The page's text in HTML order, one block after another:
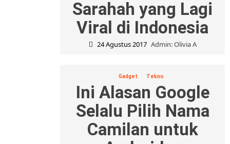
Sarahah yang Lagi
Viral di Indonesia
24 Agustus 2017 Admin: Olivia A
Gadget Tekno
Ini Alasan Google
Selalu Pilih Nama
Camilan untuk